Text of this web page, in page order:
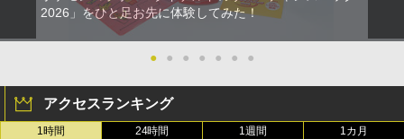
2026」をひと足お先に体験してみた！
● ● ● ● ● ● ●
アクセスランキング
1時間 24時間 1週間 1カ月